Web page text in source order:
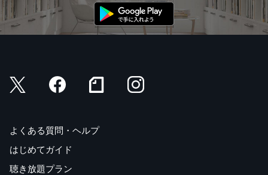
よくある質問・ヘルプ
はじめてガイド
聴き放題プラン